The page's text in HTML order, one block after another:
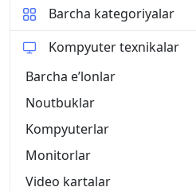
Barcha kategoriyalar
Kompyuter texnikalar
Barcha eʼlonlar
Noutbuklar
Kompyuterlar
Monitorlar
Video kartalar